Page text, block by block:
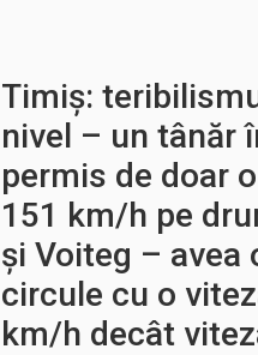
Timiș:
nivel – un tânăr
permis de doar
151 km/h pe
și Voiteg – avea
circule cu o
km/h decât